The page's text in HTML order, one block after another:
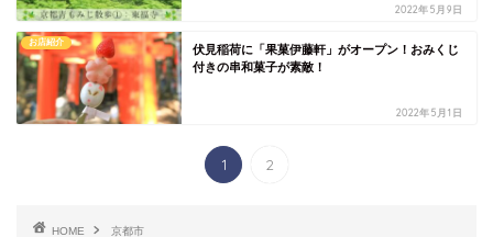
2022年5月9日
お店紹介
伏見稲荷に「果菓伊藤軒」がオープン！おみくじ
付きの串和菓子が素敵！
2022年5月1日
1 2
HOME 京都市